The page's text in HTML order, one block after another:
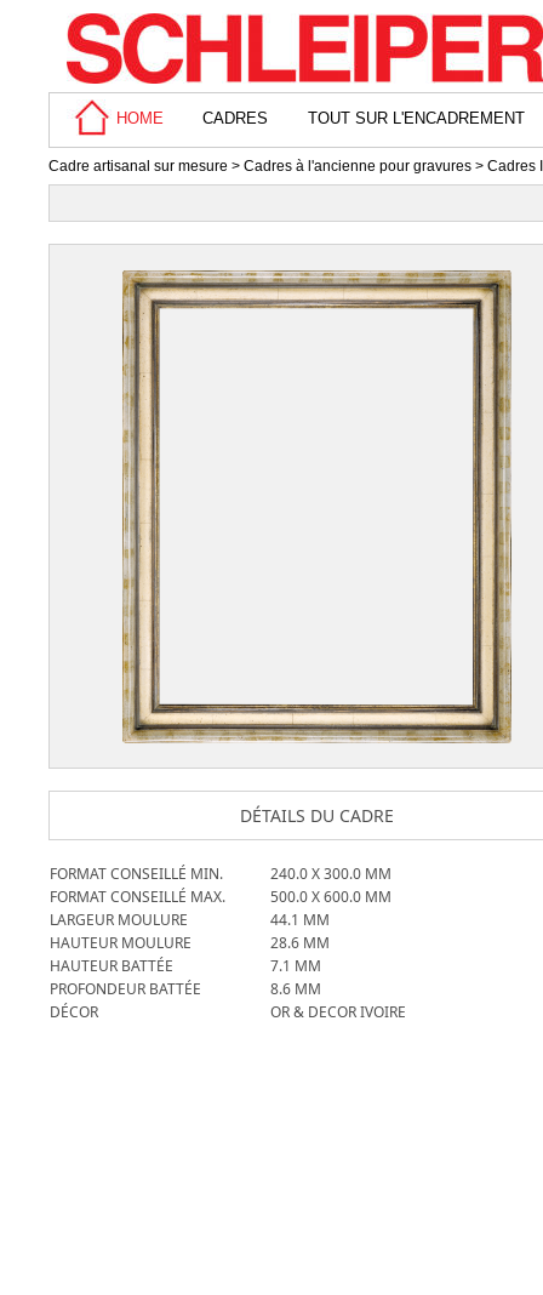
HOME CADRES TOUT SUR L'ENCADREMENT
Cadre artisanal sur mesure > Cadres à l'ancienne pour gravures > Cadres
DÉTAILS DU CADRE
FORMAT CONSEILLÉ MIN. 240.0X300.0 MM
FORMAT CONSEILLÉ MAX.
500.0X600.0 MM
LARGEUR MOULURE
44.1 MM
HAUTEUR MOULURE
28.6 MM
HAUTEUR BATTÉE
7.1 MM
PROFONDEUR BATTÉE
8.6 MM
DÉCOR
OR & DECOR IVOIRE